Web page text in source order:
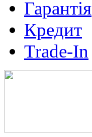
Гарантія
Кредит
Trade-In